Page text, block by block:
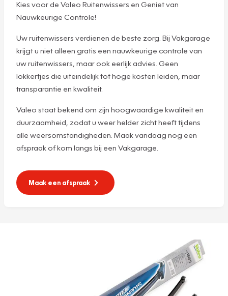
Kies voor de Valeo Ruitenwissers en Geniet van
Nauwkeurige Controle!
Uw ruitenwissers verdienen de beste zorg. Bij Vakgarage
krijgt u niet alleen gratis een nauwkeurige controle van
uw ruitenwissers, maar ook eerlijk advies. Geen
lokkertjes die uiteindelijk tot hoge kosten leiden, maar
transparantie en kwaliteit.
Valeo staat bekend om zijn hoogwaardige kwaliteit en
duurzaamheid, zodat u weer helder zicht heeft tijdens
alle weersomstandigheden. Maak vandaag nog een
afspraak of kom langs bij een Vakgarage.
Maak een afspraak